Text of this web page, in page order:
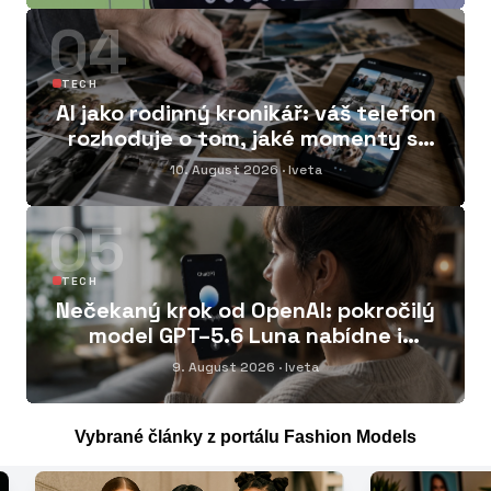
04
TECH
AI jako rodinný kronikář: váš telefon
rozhoduje o tom, jaké momenty si
pamatujete
10. August 2026· Iveta
05
TECH
Nečekaný krok od OpenAI: pokročilý
model GPT–5.6 Luna nabídne i
neplatícím uživatelům
9. August 2026 · Iveta
Vybrané články z portálu Fashion Models